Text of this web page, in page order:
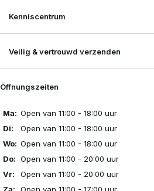
Kenniscentrum
Veilig & vertrouwd verzenden
Öffnungszeiten
Ma: Open van 11:00 - 18:00 uur
Di:
Open van 11:00 - 18:00 uur
Wo: Open van 11:00 - 18:00 uur
Do: Open van 11:00 - 20:00 uur
Vr:
Open van 11:00 - 20:00 uur